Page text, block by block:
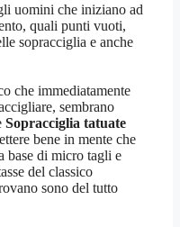
uomini che iniziano ad
quali punti vuoti,
sopracciglia e anche
che immediatamente
sembrano
Sopracciglia tatuate
bene in mente che
base di micro tagli e
del classico
sono del tutto